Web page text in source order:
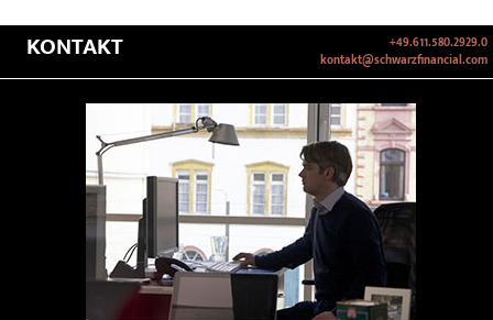
KONTAKT
+49.611.580.2929.0
kontakt@schwarzfinancial.com